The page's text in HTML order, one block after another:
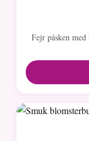
Fejr påsken